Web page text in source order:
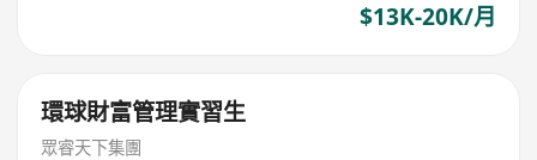
$13K-20K/月
環球財富管理實習生
眾睿天下集團